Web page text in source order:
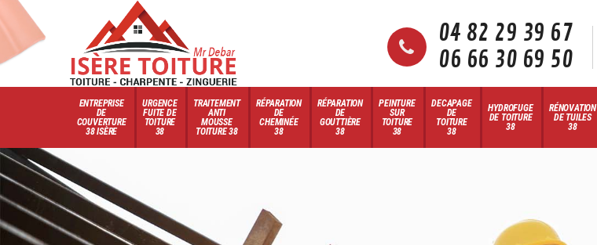
04 82 29 39 67
06 66 30 69 50
ENTREPRISE
DE
COUVERTURE
38 ISÈRE
URGENCE
FUITE DE
TOITURE
38
TRAITEMENT
ANTI
MOUSSE
TOITURE 38
RÉPARATION
DE
CHEMINÉE
38
RÉPARATION
DE
GOUTTIÈRE
38
PEINTURE
SUR
TOITURE
38
DECAPAGE
DE
TOITURE
38
HYDROFUGE
DE TOITURE
38
RÉNOVATION
DE TUILES
38